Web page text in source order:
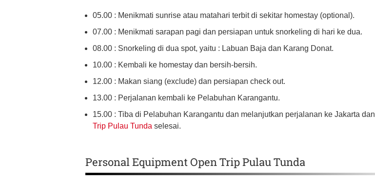
05.00 : Menikmati sunrise atau matahari terbit di sekitar homestay (optional).
07.00 : Menikmati sarapan pagi dan persiapan untuk snorkeling di hari ke dua.
08.00 : Snorkeling di dua spot, yaitu : Labuan Baja dan Karang Donat.
10.00 : Kembali ke homestay dan bersih-bersih.
12.00 : Makan siang (exclude) dan persiapan check out.
13.00 : Perjalanan kembali ke Pelabuhan Karangantu.
15.00 : Tiba di Pelabuhan Karangantu dan melanjutkan perjalanan ke Jakarta dan
Trip Pulau Tunda selesai.
Personal Equipment Open Trip Pulau Tunda